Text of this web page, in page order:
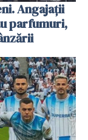
Angajații
parfumuri,